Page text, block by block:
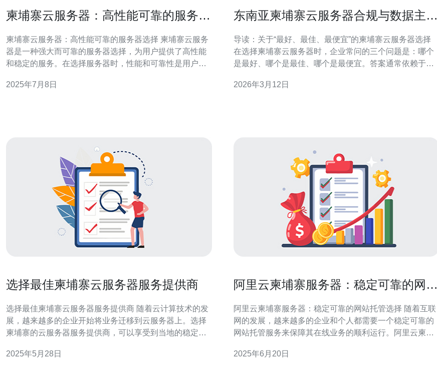
柬埔寨云服务器：高性能可靠的服务器
柬埔寨云服务器：高性能可靠的服务器选择 柬埔寨云服务
器是一种强大而可靠的服务器选择，为用户提供了高性能
和稳定的服务。在选择服务器时，性能和可靠性是用户最
色，成为许多用户的首选。 柬埔寨云服务器采用先进的硬
2025年7月8日
东南亚柬埔寨云服务器合规与数据主权
导读：关于“最好、最佳、最便宜”的柬埔寨云服务器选择
在选择柬埔寨云服务器时，企业常问的三个问题是：哪个
是最好、哪个是最佳、哪个是最便宜。答案通常依赖于合
择本地服务商可能“最好”；若追求可用性、生态与灾备，采
2026年3月12日
选择最佳柬埔寨云服务器服务提供商
选择最佳柬埔寨云服务器服务提供商 随着云计算技术的发
展，越来越多的企业开始将业务迁移到云服务器上。选择
柬埔寨的云服务器服务提供商，可以享受到当地的稳定网
2025年5月28日
阿里云柬埔寨服务器：稳定可靠的网站
阿里云柬埔寨服务器：稳定可靠的网站托管选择 随着互联
网的发展，越来越多的企业和个人都需要一个稳定可靠的
网站托管服务来保障其在线业务的顺利运行。阿里云柬埔
广大用户的青睐。 阿里云柬埔寨服务器采用先进的硬件设
2025年6月20日